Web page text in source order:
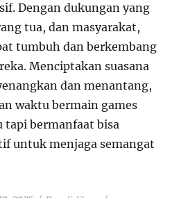
Dengan dukungan yang
tua, dan masyarakat,
tumbuh dan berkembang
Menciptakan suasana
dan menantang,
waktu bermain games
tapi bermanfaat bisa
untuk menjaga semangat